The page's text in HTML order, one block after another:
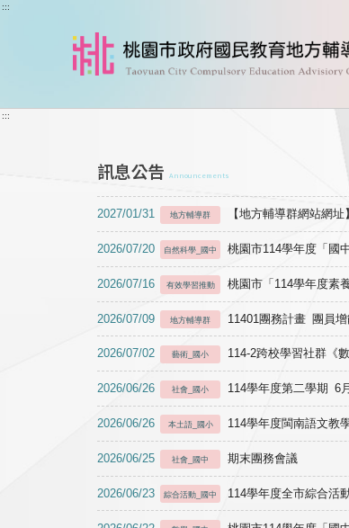
跳到主要內容
:::
:::
訊息公告 Announcements
2027/01/31 地方輔導群 【地方輔導群網站網址】
2026/07/20 自然科學_國中 桃園市114學年度「國
2026/07/16 有效學習推動 桃園市「114學年度素
2026/07/09 地方輔導群 11401團務計畫 團員
2026/07/02 藝術_國小 114-2跨校學習社群《
2026/06/26 社會_國小 114學年度第二學期 6
2026/06/26 本土語_國小 114學年度閩南語文教
2026/06/25 社會_國中 期末團務會議
2026/06/23 綜合活動_國中 114學年度全市綜合活